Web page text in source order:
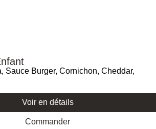
Sauce Burger, Cornichon, Cheddar,
Voir en détails
Commander